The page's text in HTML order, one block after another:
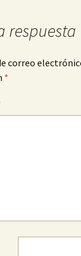
respuesta
correo
*